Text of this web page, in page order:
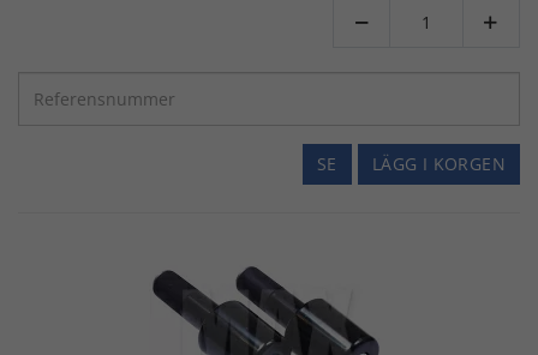
 
LÄGG I KORGEN
SE